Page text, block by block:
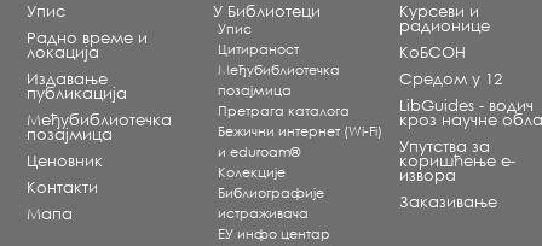
Упис
Радно време и
локација
Издавање
публикација
Међубиблиотечка
позајмица
Ценовник
Контакти
Мапа
У Библиотеци
Упис
Цитираност
Међубиблиотечка
позајмица
Претрага каталога
Бежични интернет (Wi-Fi)
и eduroam®
Koлекције
Библиографије
истраживача
ЕУ инфо центар
Курсеви и
радионице
КоБСОН
Средом у 12
LibGuides - водич
кроз научне
Упутства за
коришћење е-
извора
Заказивање